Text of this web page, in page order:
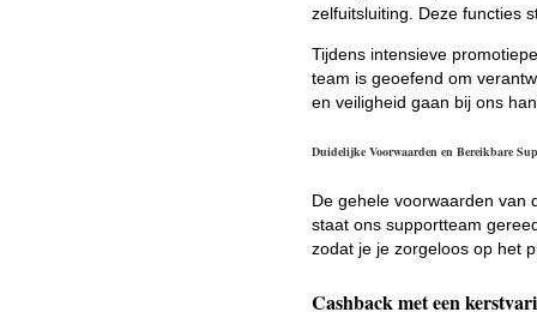
zelfuitsluiting. Deze functies
Tijdens intensieve
team is geoefend om
en veiligheid gaan bij ons
Duidelijke Voorwaarden en Bereikbare
De gehele voorwaarden van
staat ons supportteam
zodat je je zorgeloos op het
Cashback met een